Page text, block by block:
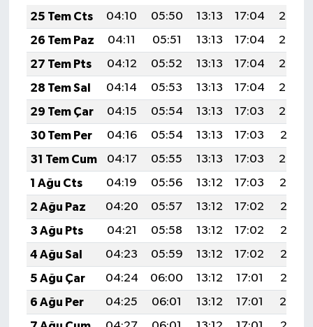
25 Tem Cts
04:10 05:50 13:13 17:04
20:25
26 Tem Paz
04:11 05:51 13:13 17:04
20:24
27 Tem Pts
04:12 05:52 13:13 17:04
20:23
28 Tem Sal
04:14 05:53 13:13 17:04
20:23
29 Tem Çar
04:15 05:54 13:13 17:03
20:22
30 Tem Per
04:16 05:54 13:13 17:03
20:21
31 Tem Cum
04:17 05:55 13:13 17:03
20:20
1 Ağu Cts
04:19 05:56 13:12 17:03
20:19
2 Ağu Paz
04:20 05:57 13:12 17:02
20:18
3 Ağu Pts
04:21 05:58 13:12 17:02
20:17
4 Ağu Sal
04:23 05:59 13:12 17:02
20:16
5 Ağu Çar
04:24 06:00 13:12 17:01
20:15
6 Ağu Per
04:25 06:01 13:12 17:01
20:14